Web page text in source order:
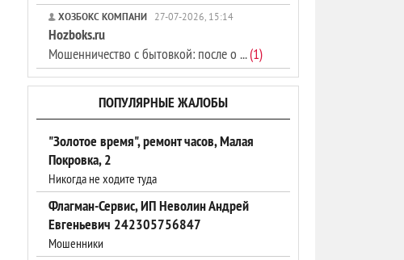
ХОЗБОКС КОМПАНИ 27-07-2026, 15:14
Hozboks.ru
Мошенничество с бытовкой: после о ...(1)
ПОПУЛЯРНЫЕ ЖАЛОБЫ
"Золотое время", ремонт часов, Малая
Покровка, 2
Никогда не ходите туда
Флагман-Сервис, ИП Неволин Андрей
Евгеньевич 242305756847
Мошенники